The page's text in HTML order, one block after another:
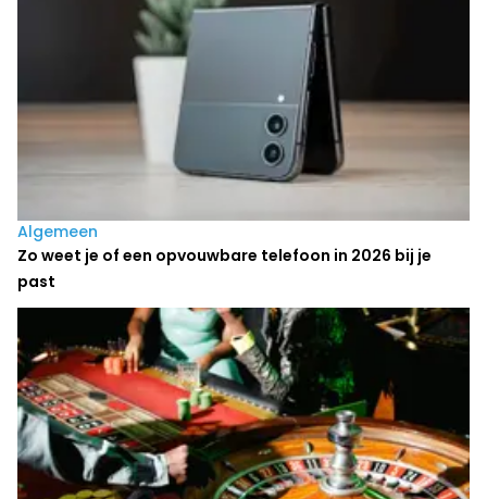
Algemeen
Zo weet je of een opvouwbare telefoon in 2026 bij je
past